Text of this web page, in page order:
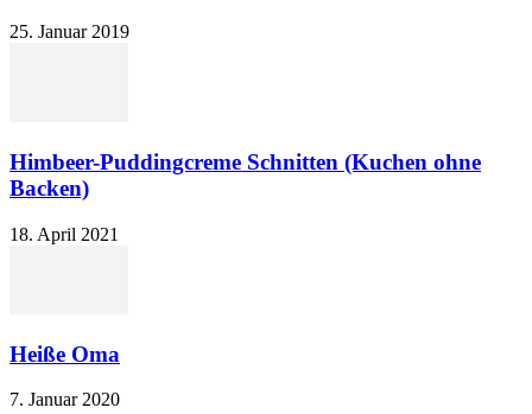
25. Januar 2019
Himbeer-Puddingcreme Schnitten (Kuchen ohne
Backen)
18. April 2021
Heiße Oma
7. Januar 2020